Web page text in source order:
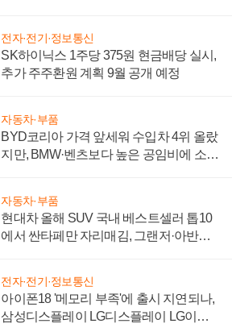
전자·전기·정보통신
SK하이닉스 1주당 375원 현금배당 실시,
추가 주주환원 계획 9월 공개 예정
자동차·부품
BYD코리아 가격 앞세워 수입차 4위 올랐
지만, BMW·벤츠보다 높은 공임비에 소비
자동차·부품
현대차 올해 SUV 국내 베스트셀러 톱10
에서 싼타페만 자리매김, 그랜저·아반떼
전자·전기·정보통신
아이폰18 '메모리 부족'에 출시 지연되나,
삼성디스플레이 LG디스플레이 LG이노